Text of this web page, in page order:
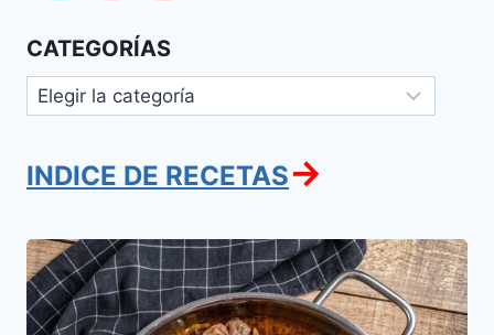
CATEGORÍAS
Categorías
INDICE DE RECETAS→
Osobuco
de
ternera